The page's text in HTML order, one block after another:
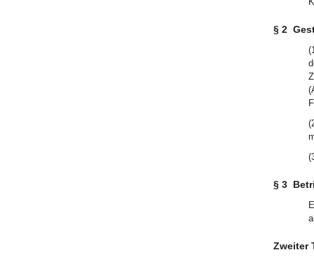
§ 2
§ 3
Zweiter